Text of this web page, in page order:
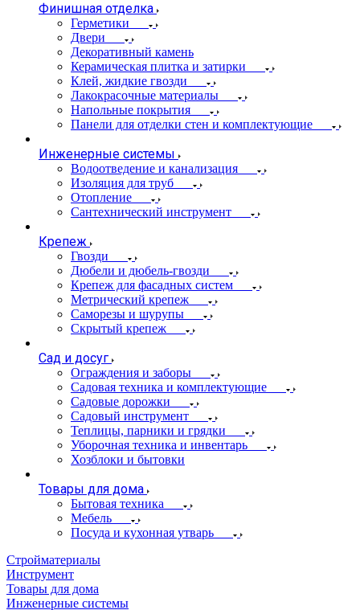
Финишная отделка
Герметики
Двери
Декоративный камень
Керамическая плитка и затирки
Клей, жидкие гвозди
Лакокрасочные материалы
Напольные покрытия
Панели для отделки стен и комплектующие
Инженерные системы
Водоотведение и канализация
Изоляция для труб
Отопление
Сантехнический инструмент
Крепеж
Гвозди
Дюбели и дюбель-гвозди
Крепеж для фасадных систем
Метрический крепеж
Саморезы и шурупы
Скрытый крепеж
Сад и досуг
Ограждения и заборы
Садовая техника и комплектующие
Садовые дорожки
Садовый инструмент
Теплицы, парники и грядки
Уборочная техника и инвентарь
Хозблоки и бытовки
Товары для дома
Бытовая техника
Мебель
Посуда и кухонная утварь
Стройматериалы
Инструмент
Товары для дома
Инженерные системы